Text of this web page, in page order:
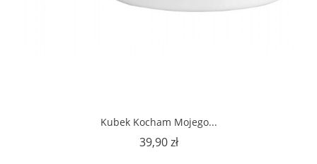
Kubek Kocham Mojego...
39,90 złCena